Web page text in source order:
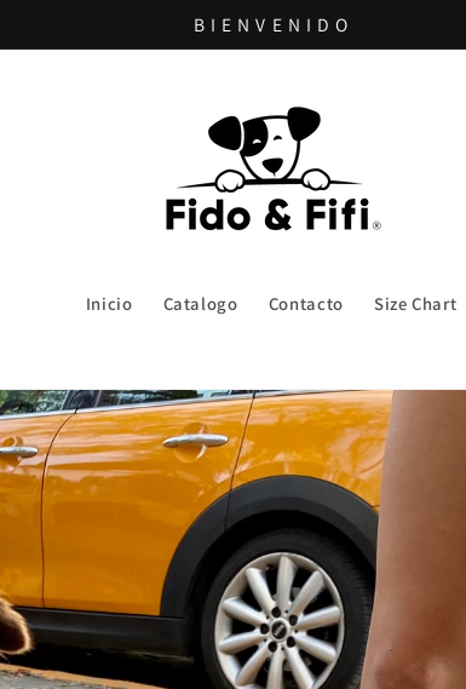
B I E N V E N I D O
Inicio Catalogo Contacto Size Chart